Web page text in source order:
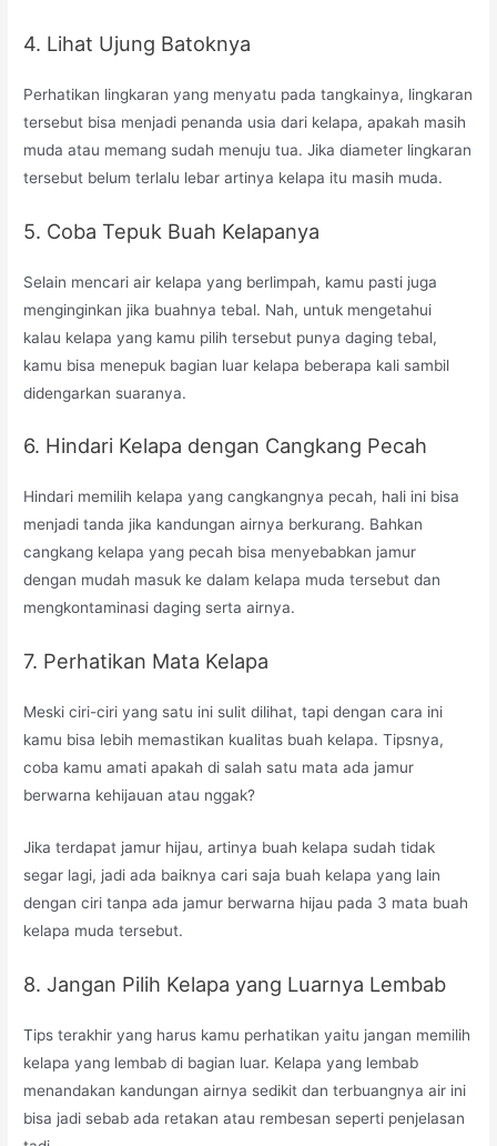
4. Lihat Ujung Batoknya
Perhatikan lingkaran yang menyatu pada tangkainya, lingkaran
tersebut bisa menjadi penanda usia dari kelapa, apakah masih
muda atau memang sudah menuju tua. Jika diameter lingkaran
tersebut belum terlalu lebar artinya kelapa itu masih muda.
5. Coba Tepuk Buah Kelapanya
Selain mencari air kelapa yang berlimpah, kamu pasti juga
menginginkan jika buahnya tebal. Nah, untuk mengetahui
kalau kelapa yang kamu pilih tersebut punya daging tebal,
kamu bisa menepuk bagian luar kelapa beberapa kali sambil
didengarkan suaranya.
6. Hindari Kelapa dengan Cangkang Pecah
Hindari memilih kelapa yang cangkangnya pecah, hali ini bisa
menjadi tanda jika kandungan airnya berkurang. Bahkan
cangkang kelapa yang pecah bisa menyebabkan jamur
dengan mudah masuk ke dalam kelapa muda tersebut dan
mengkontaminasi daging serta airnya.
7. Perhatikan Mata Kelapa
Meski ciri-ciri yang satu ini sulit dilihat, tapi dengan cara ini
kamu bisa lebih memastikan kualitas buah kelapa. Tipsnya,
coba kamu amati apakah di salah satu mata ada jamur
berwarna kehijauan atau nggak?
Jika terdapat jamur hijau, artinya buah kelapa sudah tidak
segar lagi, jadi ada baiknya cari saja buah kelapa yang lain
dengan ciri tanpa ada jamur berwarna hijau pada 3 mata buah
kelapa muda tersebut.
8. Jangan Pilih Kelapa yang Luarnya Lembab
Tips terakhir yang harus kamu perhatikan yaitu jangan memilih
kelapa yang lembab di bagian luar. Kelapa yang lembab
menandakan kandungan airnya sedikit dan terbuangnya air ini
bisa jadi sebab ada retakan atau rembesan seperti penjelasan